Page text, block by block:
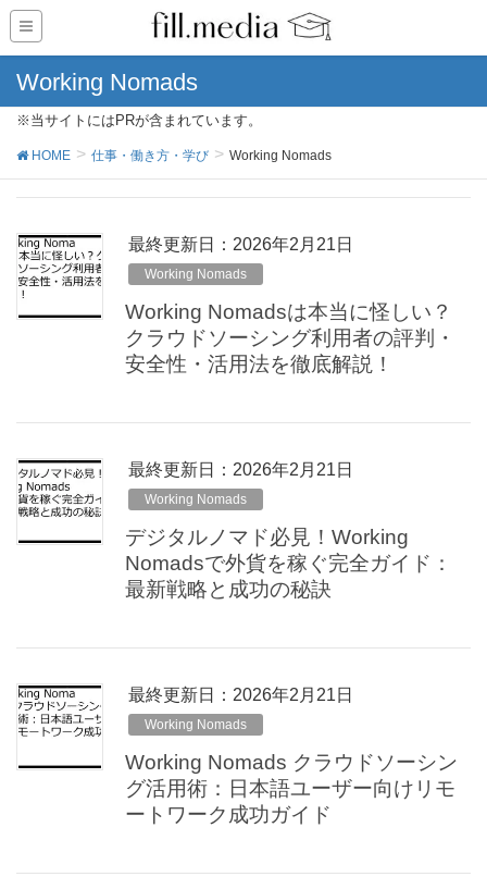
Working Nomads
※当サイトにはPRが含まれています。
HOME 仕事・働き方・学び Working Nomads
最終更新日：2026年2月21日
Working Nomads
Working Nomadsは本当に怪しい？
クラウドソーシング利用者の評判・
安全性・活用法を徹底解説！
最終更新日：2026年2月21日
Working Nomads
デジタルノマド必見！Working
Nomadsで外貨を稼ぐ完全ガイド：
最新戦略と成功の秘訣
最終更新日：2026年2月21日
Working Nomads
Working Nomads クラウドソーシン
グ活用術：日本語ユーザー向けリモ
ートワーク成功ガイド